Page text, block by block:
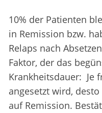
10% der Patienten
in Remission bzw.
Relaps nach
Faktor, der das
Krankheitsdauer: Je
angesetzt wird,
auf Remission.